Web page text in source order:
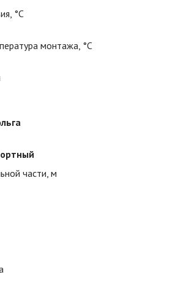
°С
монтажа, °С
части, м